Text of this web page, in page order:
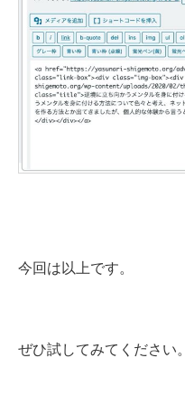
今回は以上です。
ぜひ試してみてください。